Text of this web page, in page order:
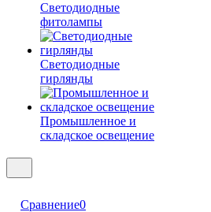
Светодиодные
фитолампы
Светодиодные
гирлянды
Промышленное и
складское освещение
Сравнение0